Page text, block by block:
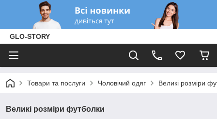
GLO-STORY
Товари та послуги Чоловічий одяг Великі розміри
Великі розміри футболки